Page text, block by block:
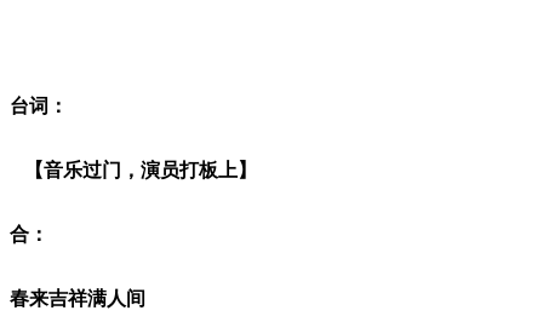
台词：
【音乐过门，演员打板上】
合：
春来吉祥满人间